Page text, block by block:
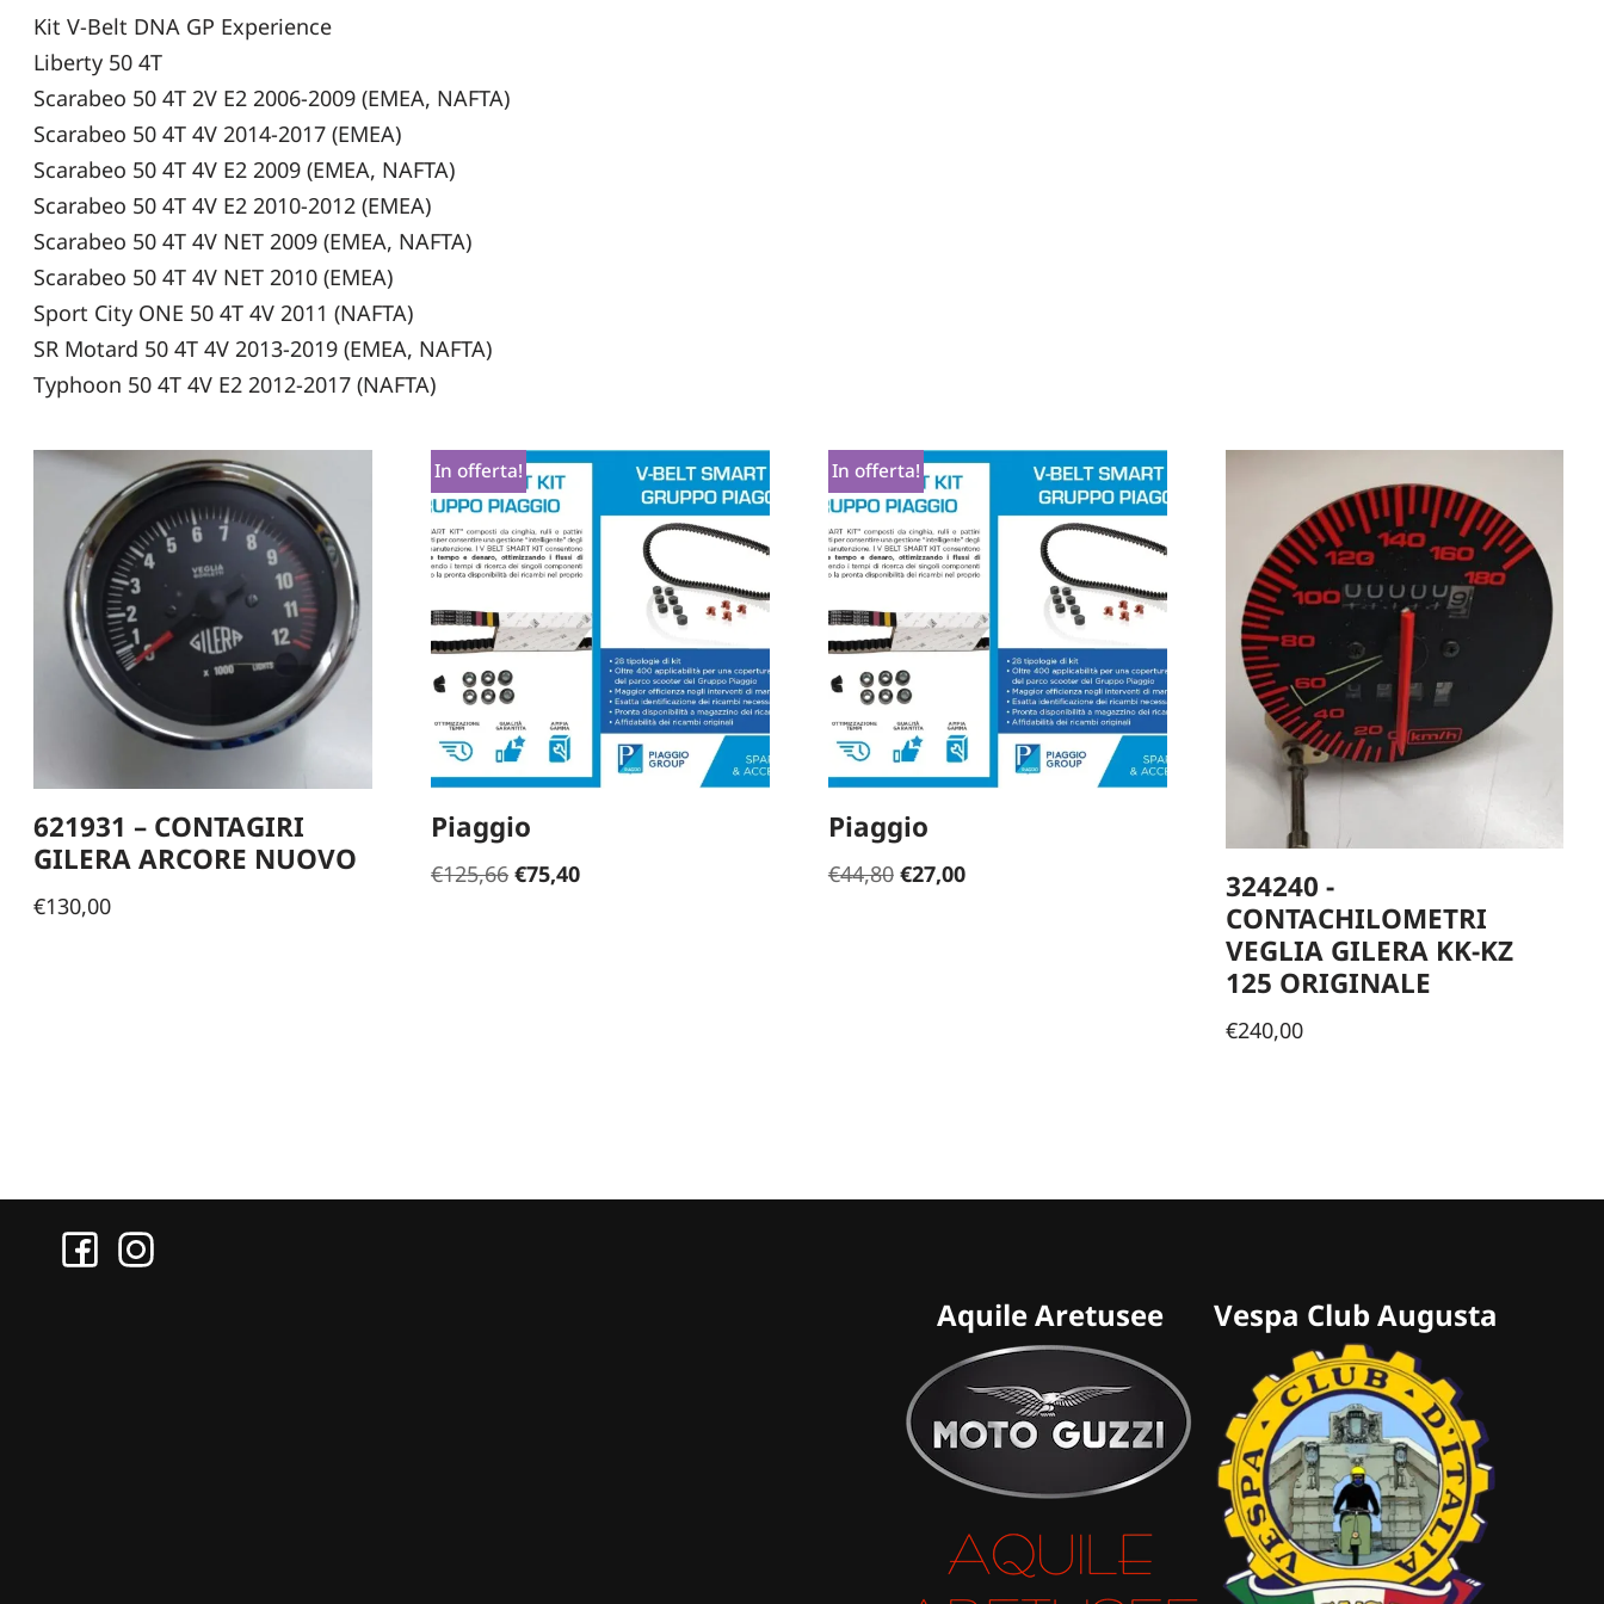
Kit V-Belt DNA GP Experience
Liberty 50 4T
Scarabeo 50 4T 2V E2 2006-2009 (EMEA, NAFTA)
Scarabeo 50 4T 4V 2014-2017 (EMEA)
Scarabeo 50 4T 4V E2 2009 (EMEA, NAFTA)
Scarabeo 50 4T 4V E2 2010-2012 (EMEA)
Scarabeo 50 4T 4V NET 2009 (EMEA, NAFTA)
Scarabeo 50 4T 4V NET 2010 (EMEA)
Sport City ONE 50 4T 4V 2011 (NAFTA)
SR Motard 50 4T 4V 2013-2019 (EMEA, NAFTA)
Typhoon 50 4T 4V E2 2012-2017 (NAFTA)
621931 – CONTAGIRI
GILERA ARCORE NUOVO
€130,00
In offerta!
Piaggio
€125,66 €75,40
In offerta!
Piaggio
€44,80 €27,00
324240 -
CONTACHILOMETRI
VEGLIA GILERA KK-KZ
125 ORIGINALE
€240,00
Aquile Aretusee Vespa Club Augusta